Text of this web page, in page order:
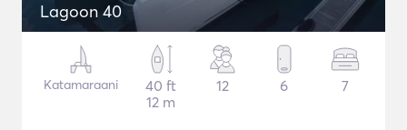
Lagoon 40
Katamaraani
40 ft
12 m
12 6 7